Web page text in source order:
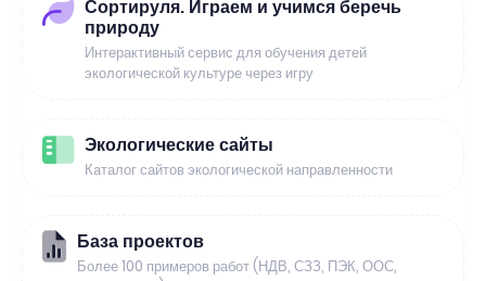
Сортируля. Играем и учимся беречь
природу
Интерактивный сервис для обучения детей
экологической культуре через игру
Экологические сайты
Каталог сайтов экологической направленности
База проектов
Более 100 примеров работ (НДВ, СЗЗ, ПЭК, ООС,